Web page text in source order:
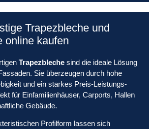
Trapezbleche und
online kaufen
Trapezbleche sind die ideale Lösung
Sie überzeugen durch hohe
und ein starkes Preis-Leistungs-
für Einfamilienhäuser, Carports, Hallen
Gebäude.
Profilform lassen sich